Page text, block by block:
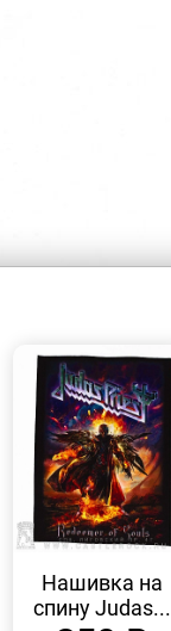
Нашивка на
спину Judas...